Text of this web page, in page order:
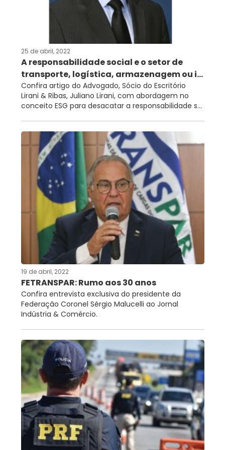
25 de abril, 2022
A responsabilidade social e o setor de
transporte, logística, armazenagem ou i...
Confira artigo do Advogado, Sócio do Escritório
Lirani & Ribas, Juliano Lirani, com abordagem no
conceito ESG para desacatar a responsabilidade s...
19 de abril, 2022
FETRANSPAR: Rumo aos 30 anos
Confira entrevista exclusiva do presidente da
Federação Coronel Sérgio Malucelli ao Jornal
Indústria & Comércio.